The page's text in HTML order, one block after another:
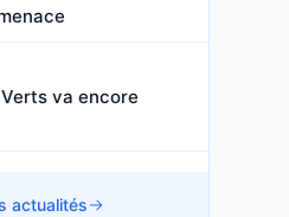
va encore
encore l’écart
actualités